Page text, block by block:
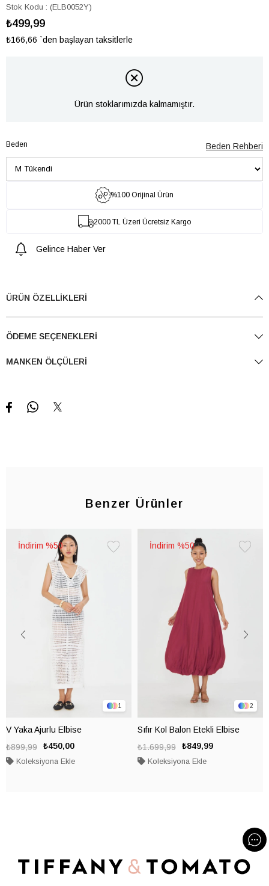
Stok Kodu (ELB0052Y)
₺499,99
₺166,66 `den başlayan taksitlerle
Ürün stoklarımızda kalmamıştır.
Beden Beden Rehberi
%100 Orijinal Ürün
2000 TL Üzeri Ücretsiz Kargo
Gelince Haber Ver
ÜRÜN ÖZELLIKLERI
ÖDEME SEÇENEKLERI
MANKEN ÖLÇÜLERI
Benzer Ürünler
1
V Yaka Ajurlu Elbise
₺450,00
₺899,99
Koleksiyona Ekle
%50
2
Sıfır Kol Balon Etekli Elbise
₺849,99
₺1.699,99
Koleksiyona Ekle
%50